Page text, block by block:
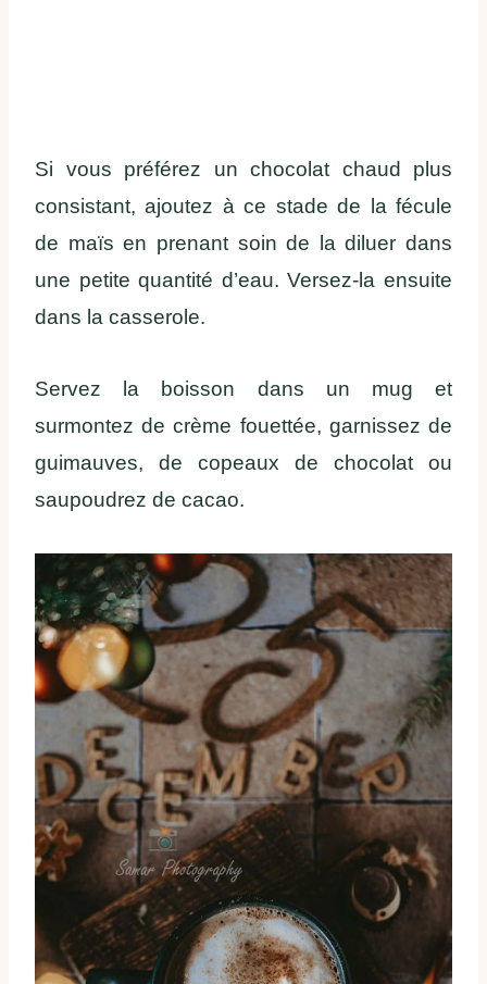
Si vous préférez un chocolat chaud plus
consistant, ajoutez à ce stade de la fécule
de maïs en prenant soin de la diluer dans
une petite quantité d’eau. Versez-la ensuite
dans la casserole.
Servez la boisson dans un mug et
surmontez de crème fouettée, garnissez de
guimauves, de copeaux de chocolat ou
saupoudrez de cacao.